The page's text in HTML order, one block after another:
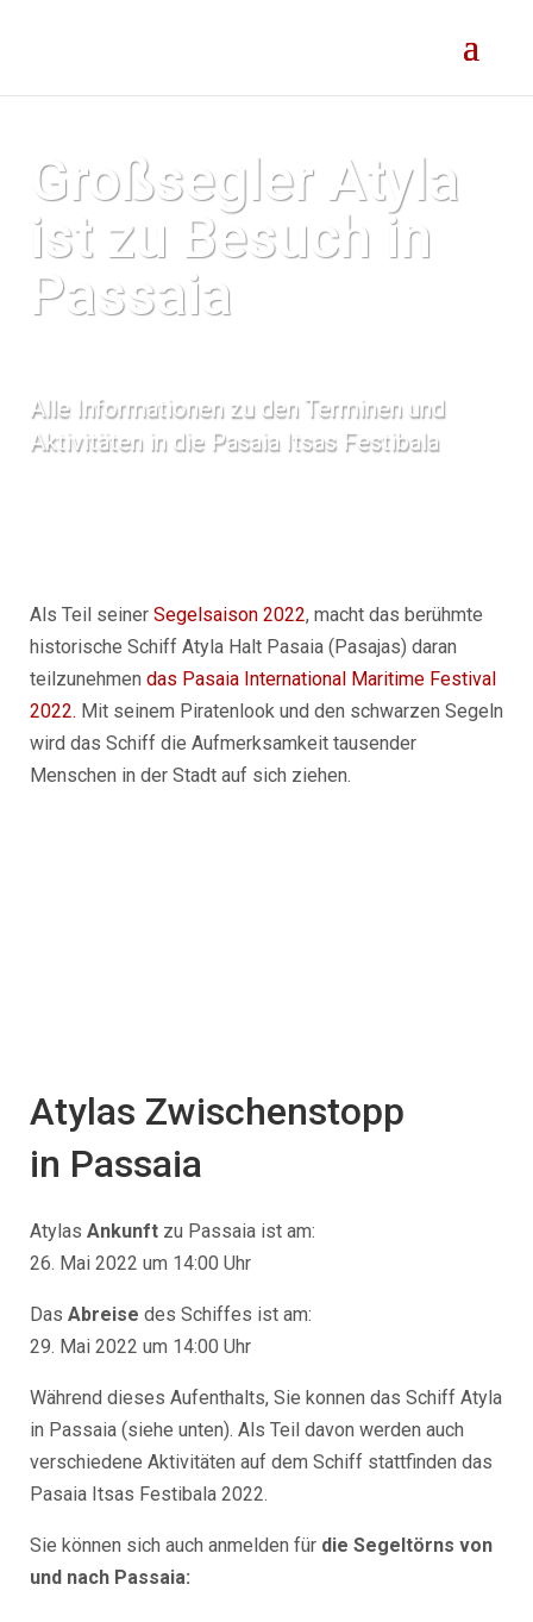
Großsegler Atyla
ist zu Besuch in
Passaia
Alle Informationen zu den Terminen und
Aktivitäten in die Pasaia Itsas Festibala
Als Teil seiner Segelsaison 2022, macht das berühmte
historische Schiff Atyla Halt Pasaia (Pasajas) daran
teilzunehmen das Pasaia International Maritime Festival
2022. Mit seinem Piratenlook und den schwarzen Segeln
wird das Schiff die Aufmerksamkeit tausender
Menschen in der Stadt auf sich ziehen.
Atylas Zwischenstopp
in Passaia
Atylas Ankunftzu Passaia ist am:
26. Mai 2022 um 14:00 Uhr
Das Abreise des Schiffes ist am:
29. Mai 2022 um 14:00 Uhr
Während dieses Aufenthalts, Sie konnen das Schiff Atyla
in Passaia (siehe unten). Als Teil davon werden auch
verschiedene Aktivitäten auf dem Schiff stattfinden das
Pasaia Itsas Festibala 2022.
Sie können sich auch anmelden für die Segeltörns von
und nach Passaia: